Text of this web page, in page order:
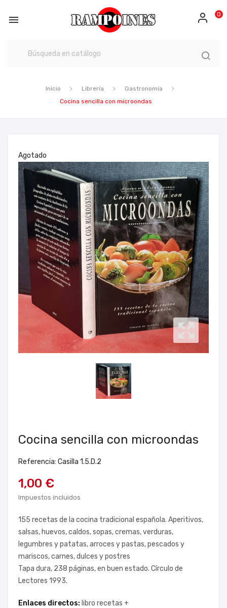
 0
Inicio Librería
Gastronomía
Cocina sencilla con microondas
Agotado
Cocina sencilla con microondas
Referencia: Casilla 1.5.D.2
1,00 €
Impuestos incluidos
155 recetas de la cocina tradicional española. Aperitivos,
salsas, huevos, caldos, sopas, cremas, verduras,
legumbres y patatas, arroces y pastas, pescados y
mariscos, carnes, dulces y postres
Tapa dura, 238 páginas, en buen estado. Círculo de
Lectores 1993.
Enlaces directos: libro recetas +